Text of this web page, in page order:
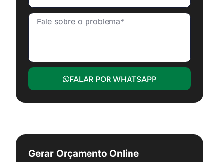
FALAR POR WHATSAPP
Gerar Orçamento Online